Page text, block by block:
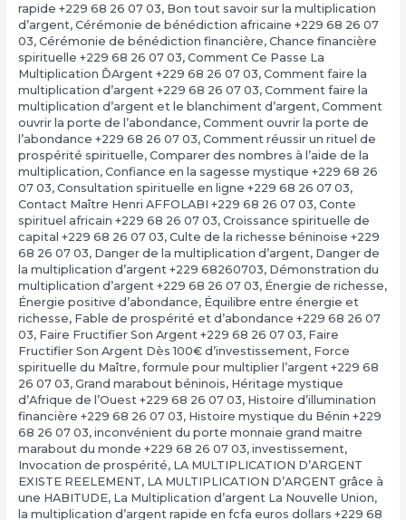
rapide +229 68 26 07 03, Bon tout savoir sur la multiplication
d’argent, Cérémonie de bénédiction africaine +229 68 26 07
03, Cérémonie de bénédiction financière, Chance financière
spirituelle +229 68 26 07 03, Comment Ce Passe La
Multiplication ĎArgent +229 68 26 07 03, Comment faire la
multiplication d’argent +229 68 26 07 03, Comment faire la
multiplication d’argent et le blanchiment d’argent, Comment
ouvrir la porte de l’abondance, Comment ouvrir la porte de
l’abondance +229 68 26 07 03, Comment réussir un rituel de
prospérité spirituelle, Comparer des nombres à l’aide de la
multiplication, Confiance en la sagesse mystique +229 68 26
07 03, Consultation spirituelle en ligne +229 68 26 07 03,
Contact Maître Henri AFFOLABI +229 68 26 07 03, Conte
spirituel africain +229 68 26 07 03, Croissance spirituelle de
capital +229 68 26 07 03, Culte de la richesse béninoise +229
68 26 07 03, Danger de la multiplication d’argent, Danger de
la multiplication d’argent +229 68260703, Démonstration du
multiplication d’argent +229 68 26 07 03, Énergie de richesse,
Énergie positive d’abondance, Équilibre entre énergie et
richesse, Fable de prospérité et d’abondance +229 68 26 07
03, Faire Fructifier Son Argent +229 68 26 07 03, Faire
Fructifier Son Argent Dès 100€ d’investissement, Force
spirituelle du Maître, formule pour multiplier l’argent +229 68
26 07 03, Grand marabout béninois, Héritage mystique
d’Afrique de l’Ouest +229 68 26 07 03, Histoire d’illumination
financière +229 68 26 07 03, Histoire mystique du Bénin +229
68 26 07 03, inconvénient du porte monnaie grand maitre
marabout du monde +229 68 26 07 03, investissement,
Invocation de prospérité, LA MULTIPLICATION D’ARGENT
EXISTE REELEMENT, LA MULTIPLICATION D’ARGENT grâce à
une HABITUDE, La Multiplication d’argent La Nouvelle Union,
la multiplication d’argent rapide en fcfa euros dollars +229 68